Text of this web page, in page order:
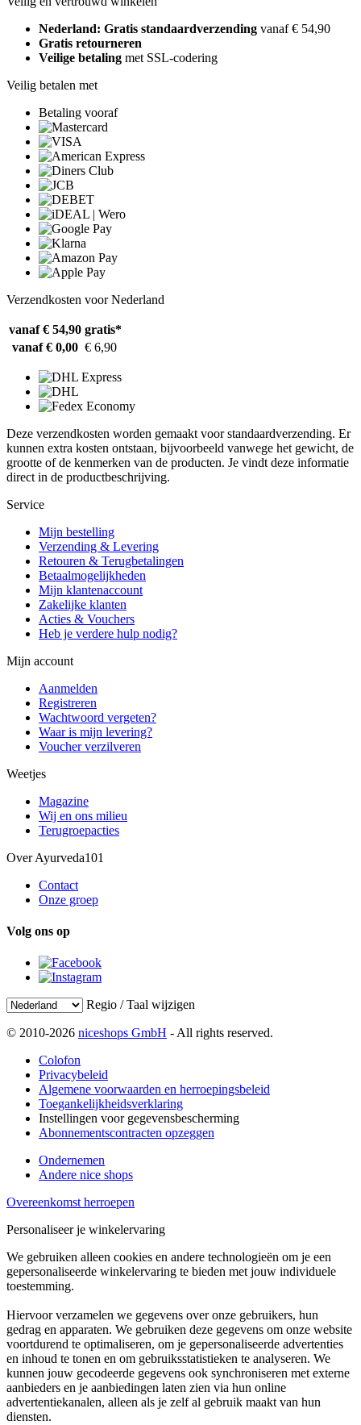
Nederland: Gratis standaardverzending vanaf € 54,90
Gratis retourneren
Veilige betaling met SSL-codering
Veilig betalen met
Betaling vooraf
Verzendkosten voor Nederland
vanaf € 54,90 gratis*
vanaf € 0,00 € 6,90
Deze verzendkosten worden gemaakt voor standaardverzending. Er
kunnen extra kosten ontstaan, bijvoorbeeld vanwege het gewicht, de
grootte of de kenmerken van de producten. Je vindt deze informatie
direct in de productbeschrijving.
Service
Mijn bestelling
Verzending & Levering
Retouren & Terugbetalingen
Betaalmogelijkheden
Mijn klantenaccount
Zakelijke klanten
Acties & Vouchers
Heb je verdere hulp nodig?
Mijn account
Aanmelden
Registreren
Wachtwoord vergeten?
Waar is mijn levering?
Voucher verzilveren
Weetjes
Magazine
Wij en ons milieu
Terugroepacties
Over Ayurveda101
Contact
Onze groep
Volg ons op
Regio / Taal wijzigen
© 2010-2026 niceshops GmbH - All rights reserved.
Colofon
Privacybeleid
Algemene voorwaarden en herroepingsbeleid
Toegankelijkheidsverklaring
Instellingen voor gegevensbescherming
Abonnementscontracten opzeggen
Ondernemen
Andere nice shops
Overeenkomst herroepen
Personaliseer je winkelervaring
We gebruiken alleen cookies en andere technologieën om je een
gepersonaliseerde winkelervaring te bieden met jouw individuele
toestemming.
Hiervoor verzamelen we gegevens over onze gebruikers, hun
gedrag en apparaten. We gebruiken deze gegevens om onze website
voortdurend te optimaliseren, om je gepersonaliseerde advertenties
en inhoud te tonen en om gebruiksstatistieken te analyseren. We
kunnen jouw gecodeerde gegevens ook synchroniseren met externe
aanbieders en je aanbiedingen laten zien via hun online
advertentiekanalen, alleen als je zelf al gebruik maakt van hun
diensten.